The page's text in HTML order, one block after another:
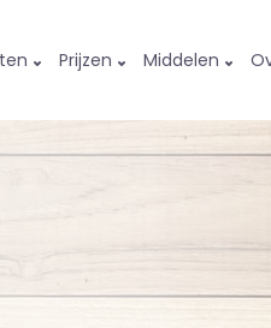
Prijzen Middelen